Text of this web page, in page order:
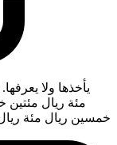
يأخذها ولا
مئة ريال
خمسين ريال مئة ريال